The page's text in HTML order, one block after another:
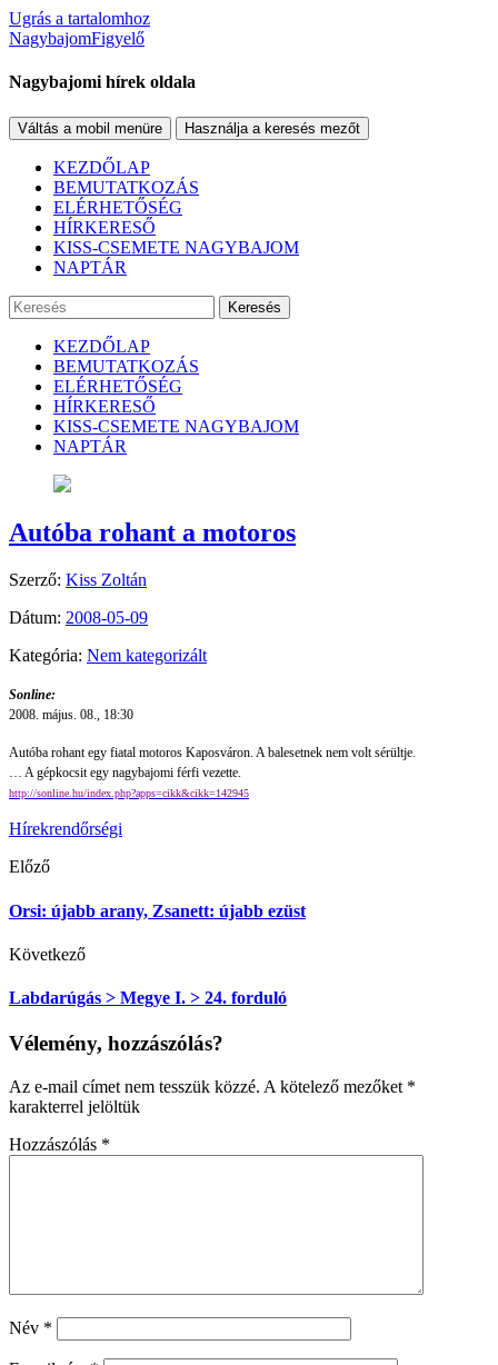
Ugrás a tartalomhoz
NagybajomFigyelő
Nagybajomi hírek oldala
Váltás a mobil menüre Használja a keresés mezőt
KEZDŐLAP
BEMUTATKOZÁS
ELÉRHETŐSÉG
HÍRKERESŐ
KISS-CSEMETE NAGYBAJOM
NAPTÁR
Keresés
KEZDŐLAP
BEMUTATKOZÁS
ELÉRHETŐSÉG
HÍRKERESŐ
KISS-CSEMETE NAGYBAJOM
NAPTÁR
Autóba rohant a motoros
Szerző: Kiss Zoltán
Dátum: 2008-05-09
Kategória: Nem kategorizált
Sonline:
2008. május. 08., 18:30
Autóba rohant egy fiatal motoros Kaposváron. A balesetnek nem volt sérültje.
… A gépkocsit egy nagybajomi férfi vezette.
http://sonline.hu/index.php?apps=cikk&cikk=142945
Hírekrendőrségi
Előző
Orsi: újabb arany, Zsanett: újabb ezüst
Következő
Labdarúgás > Megye I. > 24. forduló
Vélemény, hozzászólás?
Az e-mail címet nem tesszük közzé. A kötelező mezőket *
karakterrel jelöltük
Hozzászólás *
Név *